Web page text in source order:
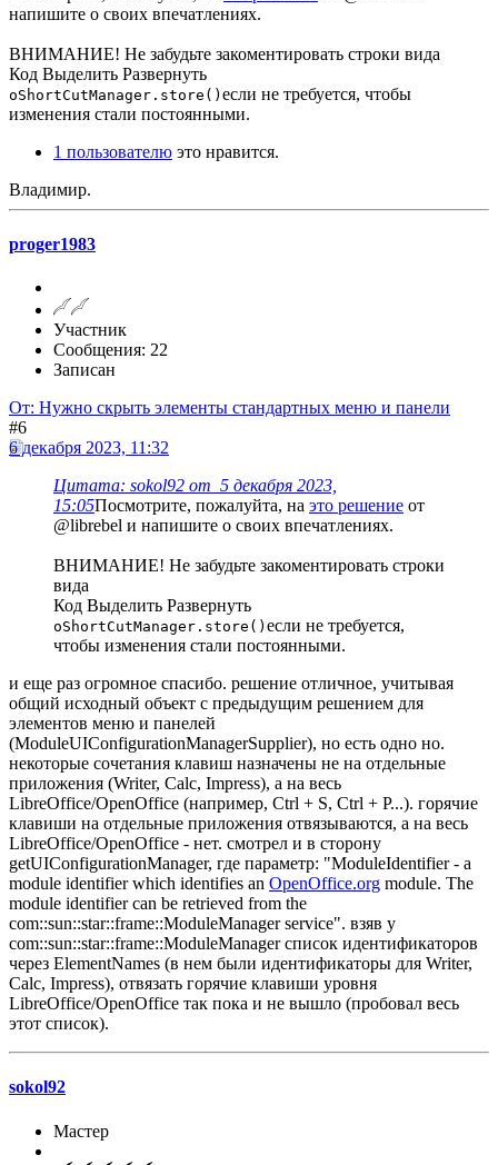
напишите о своих впечатлениях.
ВНИМАНИЕ! Не забудьте закоментировать строки вида
Код Выделить Развернуть
oShortCutManager.store() если не требуется, чтобы
изменения стали постоянными.
1 пользователю это нравится.
Владимир.
proger1983
Участник
Сообщения: 22
Записан
От: Нужно скрыть элементы стандартных меню и панели
#6
6 декабря 2023, 11:32
Цитата: sokol92 от 5 декабря 2023,
15:05Посмотрите, пожалуйта, на это решение от
@librebel и напишите о своих впечатлениях.
ВНИМАНИЕ! Не забудьте закоментировать строки
вида
Код Выделить Развернуть
oShortCutManager.store() если не требуется,
чтобы изменения стали постоянными.
и еще раз огромное спасибо. решение отличное, учитывая
общий исходный объект с предыдущим решением для
элементов меню и панелей
(ModuleUIConfigurationManagerSupplier), но есть одно но.
некоторые сочетания клавиш назначены не на отдельные
приложения (Writer, Calc, Impress), а на весь
LibreOffice/OpenOffice (например, Ctrl + S, Ctrl + P...). горячие
клавиши на отдельные приложения отвязываются, а на весь
LibreOffice/OpenOffice - нет. смотрел и в сторону
getUIConfigurationManager, где параметр: "ModuleIdentifier - a
module identifier which identifies an OpenOffice.org module. The
module identifier can be retrieved from the
com::sun::star::frame::ModuleManager service". взяв у
com::sun::star::frame::ModuleManager список идентификаторов
через ElementNames (в нем были идентификаторы для Writer,
Calc, Impress), отвязать горячие клавиши уровня
LibreOffice/OpenOffice так пока и не вышло (пробовал весь
этот список).
sokol92
Мастер